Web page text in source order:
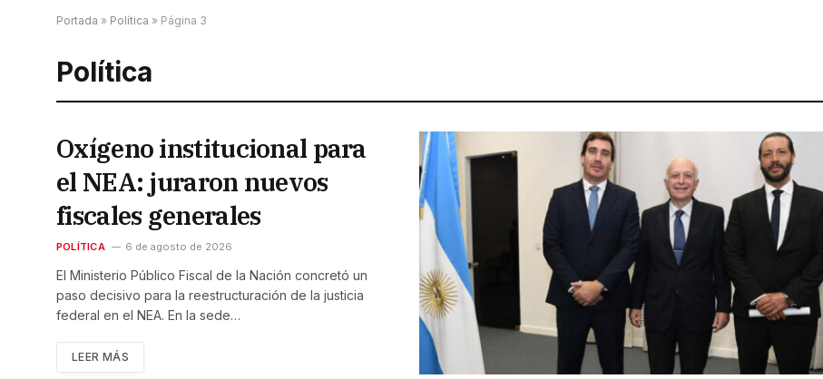
Portada » Política » Página 3
Política
Oxígeno institucional para
el NEA: juraron nuevos
fiscales generales
POLÍTICA 6 de agosto de 2026
El Ministerio Público Fiscal de la Nación concretó un
paso decisivo para la reestructuración de la justicia
federal en el NEA. En la sede…
LEER MÁS